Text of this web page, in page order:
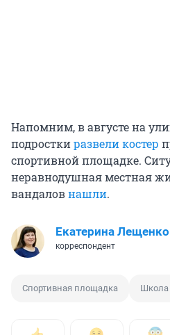
Напомним, в августе на
подросткиразвели костер
спортивной площадке.
неравнодушная местная
вандаловнашли.
Екатерина
корреспондент
Спортивная площадка Школа